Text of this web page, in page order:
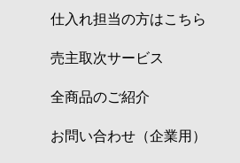
仕入れ担当の方はこちら
売主取次サービス
全商品のご紹介
お問い合わせ（企業用）